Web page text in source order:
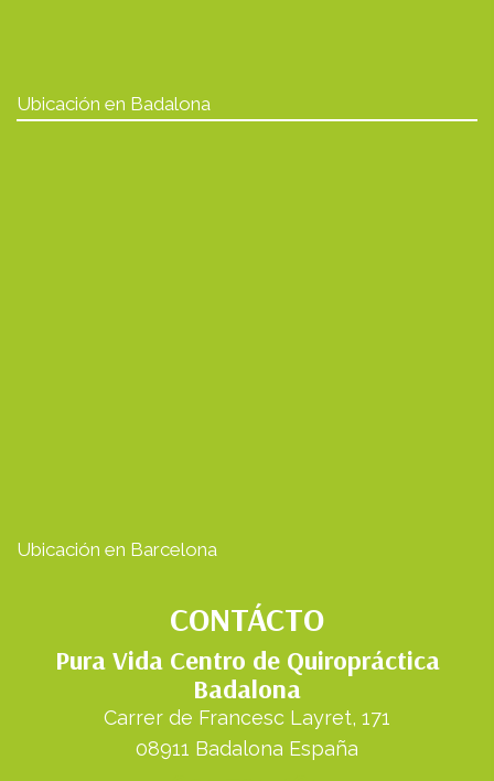
Ubicación en Badalona
Ubicación en Barcelona
CONTÁCTO
Pura Vida Centro de Quiropráctica
Badalona
Carrer de Francesc Layret, 171
08911 Badalona España